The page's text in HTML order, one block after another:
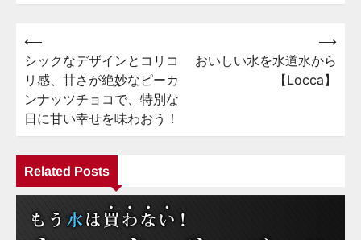
投
稿
ナ
ビ
ー
シ
ョ
⟵
シックなデザインとコリコ
リ感、甘さが絶妙なピーカ
ンナッツチョコで、特別な
日に甘い幸せを味わおう！
おいしい水を水道水から
【Locca】
⟶
Related Posts